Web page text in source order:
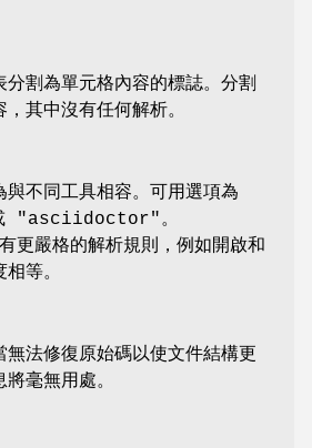
分割為單元格內容的標誌。分割
其中沒有任何解析。
與不同工具相容。可用選項為
"asciidoctor"。
嚴格的解析規則，例如開啟和
等。
無法修復原始碼以使文件結構更
毫無用處。